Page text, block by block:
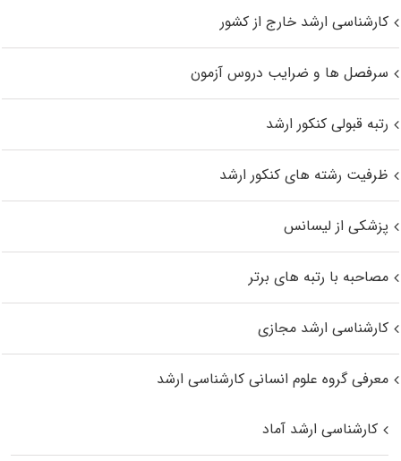
کارشناسی ارشد خارج از کشور
سرفصل ها و ضرایب دروس آزمون
رتبه قبولی کنکور ارشد
ظرفیت رشته های کنکور ارشد
پزشکی از لیسانس
مصاحبه با رتبه های برتر
کارشناسی ارشد مجازی
معرفی گروه علوم انسانی کارشناسی ارشد
کارشناسی ارشد آماد